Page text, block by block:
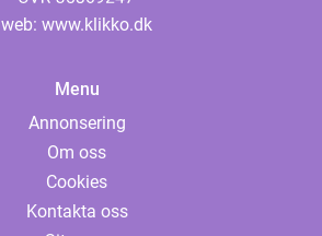
web: www.klikko.dk
Menu
Annonsering
Om oss
Cookies
Kontakta oss